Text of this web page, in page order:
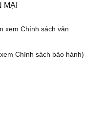
xem Chính sách vận
Chính sách bảo hành)